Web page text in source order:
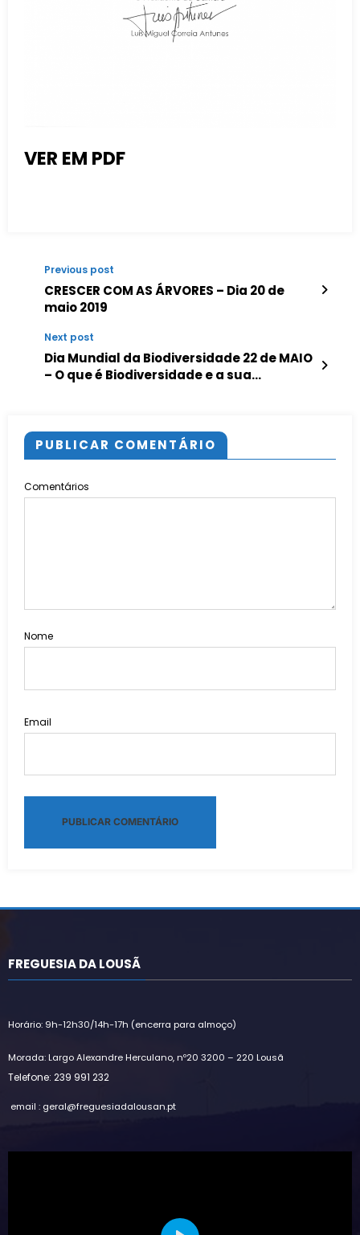
VER EM PDF
Previous post
CRESCER COM AS ÁRVORES – Dia 20 de
maio 2019
Next post
Dia Mundial da Biodiversidade 22 de MAIO
– O que é Biodiversidade e a sua
PUBLICAR COMENTÁRIO
Comentários
Nome
Email
FREGUESIA DA LOUSÃ
Horário: 9h-12h30/14h-17h (encerra para almoço)
Morada: Largo Alexandre Herculano, nº20 3200 – 220 Lousã
Telefone: 239 991 232
email : geral@freguesiadalousan.pt